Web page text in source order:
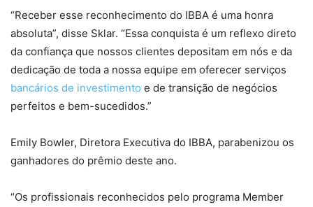
“Receber esse reconhecimento do IBBA é uma honra
absoluta”, disse Sklar. “Essa conquista é um reflexo direto
da confiança que nossos clientes depositam em nós e da
dedicação de toda a nossa equipe em oferecer serviços
bancários de investimento e de transição de negócios
perfeitos e bem-sucedidos.”
Emily Bowler, Diretora Executiva do IBBA, parabenizou os
ganhadores do prêmio deste ano.
“Os profissionais reconhecidos pelo programa Member